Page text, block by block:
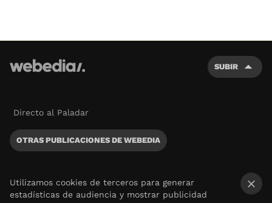
SUBIR
Directo al Paladar
OTRAS PUBLICACIONES DE WEBEDIA
Utilizamos cookies de terceros para generar
estadísticas de audiencia y mostrar publicidad